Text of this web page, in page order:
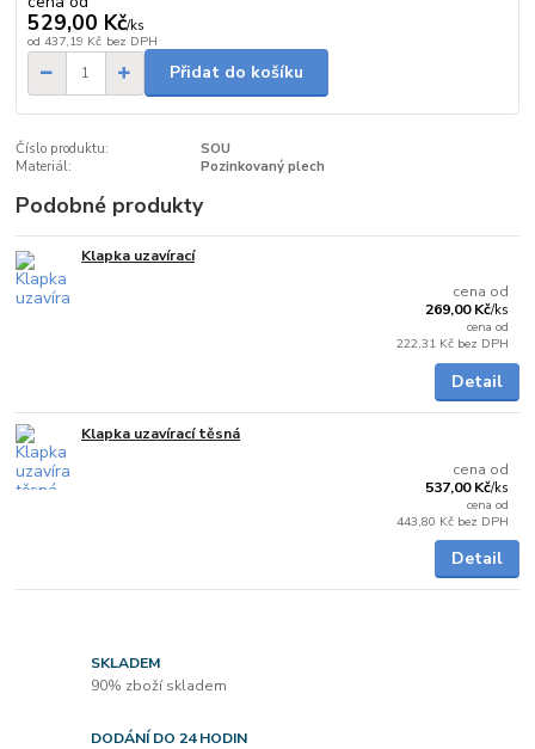
529,00 Kč/ks
od 437,19 Kč bez DPH
Přidat do košíku
Číslo produktu:
SOU
Materiál:
Pozinkovaný plech
Podobné produkty
Klapka uzavírací
cena od
269,00 Kč/ks
cena od
222,31 Kč bez DPH
Detail
Klapka uzavírací těsná
cena od
537,00 Kč/ks
cena od
443,80 Kč bez DPH
Detail
SKLADEM
90% zboží skladem
DODÁNÍ DO 24 HODIN